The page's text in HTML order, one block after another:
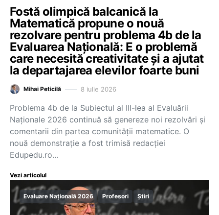
Fostă olimpică balcanică la
Matematică propune o nouă
rezolvare pentru problema 4b de la
Evaluarea Națională: E o problemă
care necesită creativitate și a ajutat
la departajarea elevilor foarte buni
Mihai Peticilă 8 iulie 2026
Problema 4b de la Subiectul al III-lea al Evaluării
Naționale 2026 continuă să genereze noi rezolvări și
comentarii din partea comunității matematice. O
nouă demonstrație a fost trimisă redacției
Edupedu.ro…
Vezi articolul
Evaluare Națională 2026 Profesori Știri